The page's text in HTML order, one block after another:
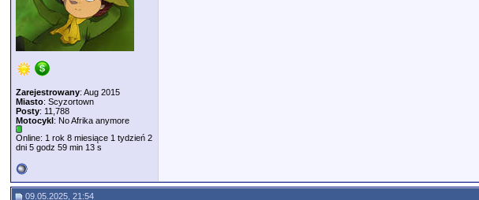
Zarejestrowany: Aug 2015
Miasto: Scyzortown
Posty: 11,788
Motocykl: No Afrika anymore
Online: 1 rok 8 miesiące 1 tydzień 2
dni 5 godz 59 min 13 s
09.05.2025, 21:54